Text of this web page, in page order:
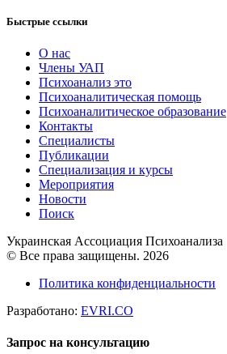
Быстрые ссылки
О нас
Члены УАП
Психоанализ это
Психоаналитическая помощь
Психоаналитическое образование
Контакты
Специалисты
Публикации
Специализация и курсы
Мероприятия
Новости
Поиск
Украинская Ассоциация Психоанализа
© Все права защищены. 2026
Политика конфиденциальности
Разработано: EVRI.CO
Запрос на консультацию